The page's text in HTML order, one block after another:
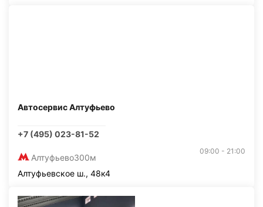
Автосервис Алтуфьево
+7 (495) 023-81-52
Алтуфьево300м
09:00 - 21:00
Алтуфьевское ш., 48к4